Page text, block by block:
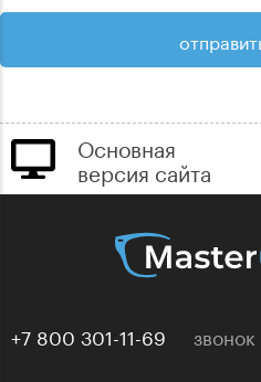
Основная
версия сайта
+7 800 301-11-69